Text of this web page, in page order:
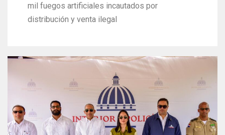
mil fuegos artificiales incautados por
distribución y venta ilegal